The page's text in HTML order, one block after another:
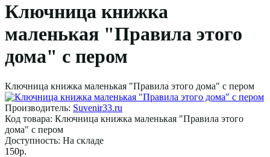
Ключница книжка
маленькая "Правила этого
дома" с пером
Ключница книжка маленькая "Правила этого дома" с пером
Производитель: Suvenir33.ru
Код товара: Ключница книжка маленькая "Правила этого
дома" с пером
Доступность: На складе
150р.